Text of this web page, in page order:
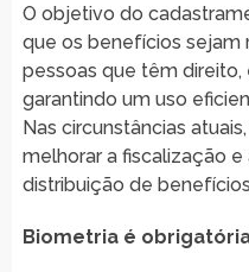
O objetivo do
que os benefícios sejam
pessoas que têm
garantindo um uso
Nas circunstâncias
melhorar a fiscalização
distribuição de
Biometria é obrigatória